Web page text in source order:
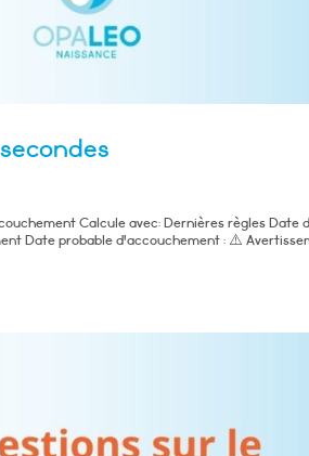
Calcule avec: Dernières règles Date
Date probable d'accouchement : ⚠️